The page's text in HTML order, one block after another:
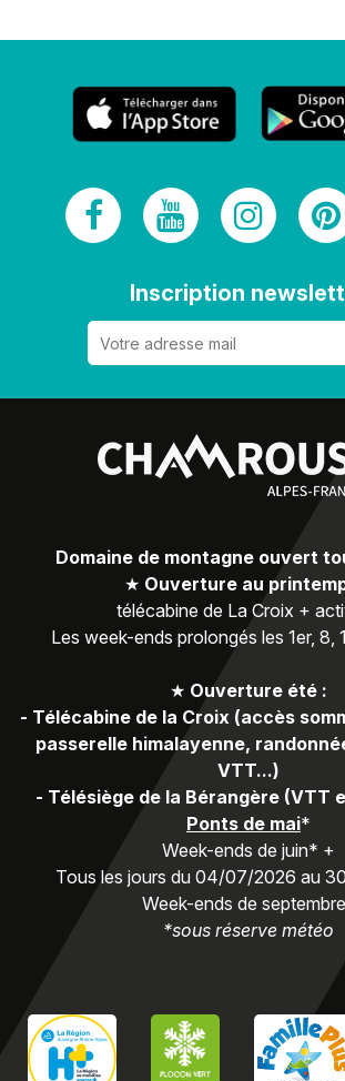
Inscription
Domaine de montagne ouvert
★ Ouverture au
télécabine de La Croix +
Les week-ends prolongés les 1er, 8,
★ Ouverture été :
- Télécabine de la Croix (accès
passerelle himalayenne,
VTT...)
- Télésiège de la Bérangère (VTT
Ponts de mai*
Week-ends de juin* +
Tous les jours du 04/07/2026 au
Week-ends de
*sous réserve météo